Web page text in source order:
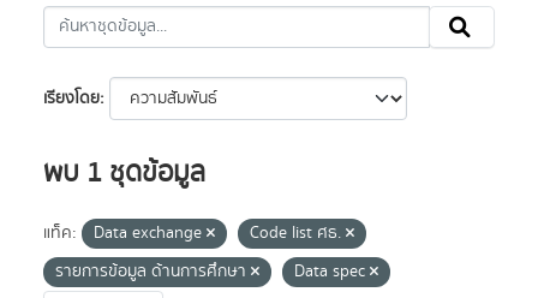
เรียงโดย
พบ 1 ชุดข้อมูล
แท็ค: Data exchange
Code list ศธ.
รายการข้อมูล ด้านการศึกษา
Data spec